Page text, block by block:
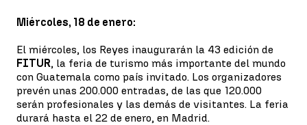
Miércoles, 18 de enero:
El miércoles, los Reyes inaugurarán la 43 edición de
FITUR, la feria de turismo más importante del mundo
con Guatemala como país invitado. Los organizadores
prevén unas 200.000 entradas, de las que 120.000
serán profesionales y las demás de visitantes. La feria
durará hasta el 22 de enero, en Madrid.